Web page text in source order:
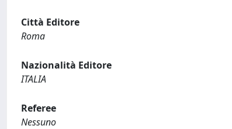
Città Editore
Roma
Nazionalità Editore
ITALIA
Referee
Nessuno